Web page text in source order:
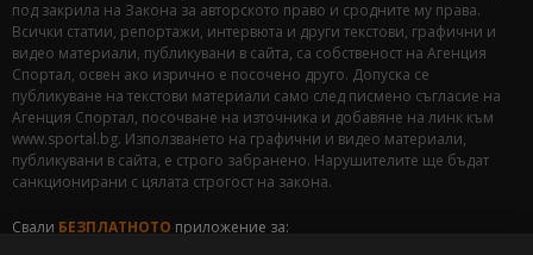
под закрила на Закона за авторското право и сродните му права.
Всички статии, репортажи, интервюта и други текстови, графични и
видео материали, публикувани в сайта, са собственост на Агенция
Спортал, освен ако изрично е посочено друго. Допуска се
публикуване на текстови материали само след писмено съгласие на
Агенция Спортал, посочване на източника и добавяне на линк към
www.sportal.bg. Използването на графични и видео материали,
публикувани в сайта, е строго забранено. Нарушителите ще бъдат
санкционирани с цялата строгост на закона.
Свали БЕЗПЛАТНОТО приложение за: